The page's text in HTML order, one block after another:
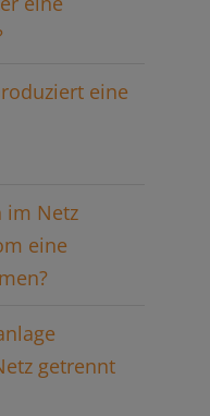
eine
im Netz
eine
getrennt